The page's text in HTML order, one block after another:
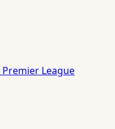
Premier League